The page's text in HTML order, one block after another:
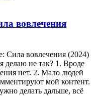
вовлечения
Сила вовлечения (2024)
не так? 1. Вроде
нет. 2. Мало людей
мой контент.
делать дальше, всё